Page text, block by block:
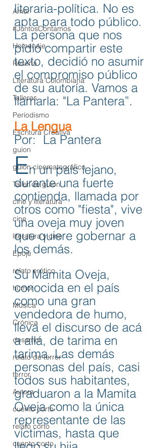
Amor
#JuntosContamos
Homenaje
Reseña
Literatura Colombiana
Talleres
Periodismo
Escritura Creativa
guion
guion cinematográfico
Taller de guion
cine y literatura
cine
literatura y cine
Epojé
relato erótico
humor
Música
Crónica
desamor
relato de terror
terror
Autora
cuento corto
relato corto
cuento corto
literaria-política. No es
apta para todo público.
La persona que nos
pidió compartir este
texto, decidió no asumir
el compromiso público
de su autoría. Vamos a
llamarla: "La Pantera”.
La Lengua
Por:  La Pantera
En un país lejano,
durante una fuerte
contienda, llamada por
otros como "fiesta", vive
una oveja muy joven
que quiere gobernar a
los demás.
Su Mamita Oveja,
conocida en el país
como una gran
vendedora de humo,
lleva el discurso de acá
a allá, de tarima en
tarima. Las demás
personas del país, casi
todos sus habitantes,
graduaron a la Mamita
Oveja como la única
representante de las
víctimas, hasta que